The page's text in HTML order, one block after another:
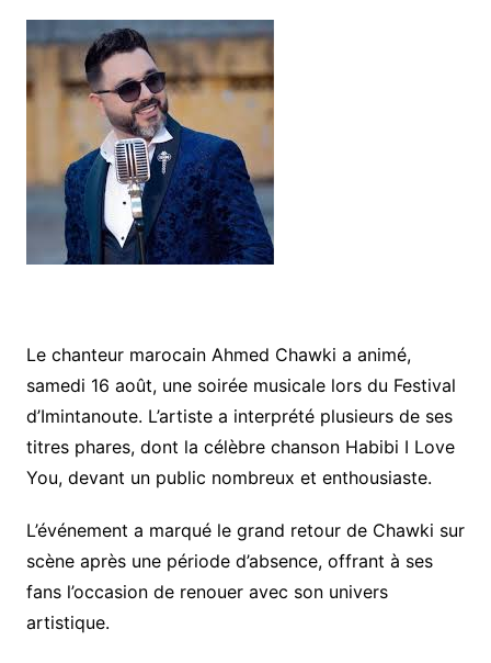
Le chanteur marocain Ahmed Chawki a animé,
samedi 16 août, une soirée musicale lors du Festival
d’Imintanoute. L’artiste a interprété plusieurs de ses
titres phares, dont la célèbre chanson Habibi I Love
You, devant un public nombreux et enthousiaste.
L’événement a marqué le grand retour de Chawki sur
scène après une période d’absence, offrant à ses
fans l’occasion de renouer avec son univers
artistique.